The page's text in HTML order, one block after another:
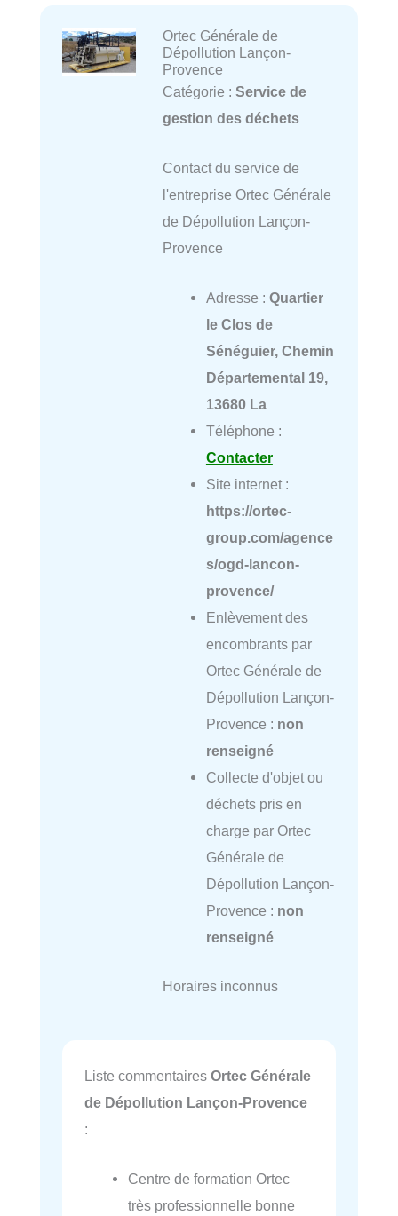
Ortec Générale de
Dépollution Lançon-
Provence
Catégorie : Service de
gestion des déchets
Contact du service de
l'entreprise Ortec Générale
de Dépollution Lançon-
Provence
Adresse : Quartier
le Clos de
Sénéguier, Chemin
Départemental 19,
13680 La
Téléphone :
Contacter
Site internet :
https://ortec-
group.com/agence
s/ogd-lancon-
provence/
Enlèvement des
encombrants par
Ortec Générale de
Dépollution Lançon-
Provence : non
renseigné
Collecte d'objet ou
déchets pris en
charge par Ortec
Générale de
Dépollution Lançon-
Provence : non
renseigné
Horaires inconnus
Liste commentaires Ortec Générale
de Dépollution Lançon-Provence
:
Centre de formation Ortec
très professionnelle bonne